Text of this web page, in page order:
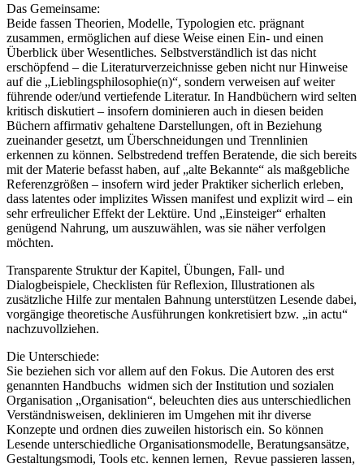
Das Gemeinsame:
Beide fassen Theorien, Modelle, Typologien etc. prägnant
zusammen, ermöglichen auf diese Weise einen Ein- und einen
Überblick über Wesentliches. Selbstverständlich ist das nicht
erschöpfend – die Literaturverzeichnisse geben nicht nur Hinweise
auf die „Lieblingsphilosophie(n)“, sondern verweisen auf weiter
führende oder/und vertiefende Literatur. In Handbüchern wird selten
kritisch diskutiert – insofern dominieren auch in diesen beiden
Büchern affirmativ gehaltene Darstellungen, oft in Beziehung
zueinander gesetzt, um Überschneidungen und Trennlinien
erkennen zu können. Selbstredend treffen Beratende, die sich bereits
mit der Materie befasst haben, auf „alte Bekannte“ als maßgebliche
Referenzgrößen – insofern wird jeder Praktiker sicherlich erleben,
dass latentes oder implizites Wissen manifest und explizit wird – ein
sehr erfreulicher Effekt der Lektüre. Und „Einsteiger“ erhalten
genügend Nahrung, um auszuwählen, was sie näher verfolgen
möchten.
Transparente Struktur der Kapitel, Übungen, Fall- und
Dialogbeispiele, Checklisten für Reflexion, Illustrationen als
zusätzliche Hilfe zur mentalen Bahnung unterstützen Lesende dabei,
vorgängige theoretische Ausführungen konkretisiert bzw. „in actu“
nachzuvollziehen.
Die Unterschiede:
Sie beziehen sich vor allem auf den Fokus. Die Autoren des erst
genannten Handbuchs widmen sich der Institution und sozialen
Organisation „Organisation“, beleuchten dies aus unterschiedlichen
Verständnisweisen, deklinieren im Umgehen mit ihr diverse
Konzepte und ordnen dies zuweilen historisch ein. So können
Lesende unterschiedliche Organisationsmodelle, Beratungsansätze,
Gestaltungsmodi, Tools etc. kennen lernen, Revue passieren lassen,